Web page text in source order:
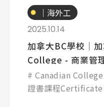
｜海外工
讀
2025.10.14
加拿大BC學校│
College - 商業管
Canadian College
證書課程Certificate